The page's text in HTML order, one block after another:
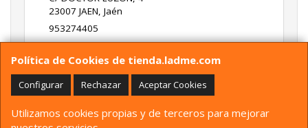
Política de Cookies de tienda.ladme.com
Configurar Rechazar Aceptar Cookies
Utilizamos cookies propias y de terceros para mejorar
23007 JAEN, Jaén
953274405
LADME@LADME.COM
Horario
9:30 A 14:00 Y 17:00 A 20:00 DE LUNES A VIERNES